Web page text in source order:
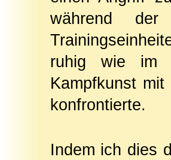
während
ruhig wie im
Kampfkunst
konfrontierte.
Indem ich dies